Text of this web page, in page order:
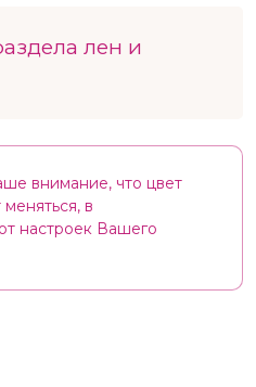
лен и
внимание, что цвет
в
настроек Вашего